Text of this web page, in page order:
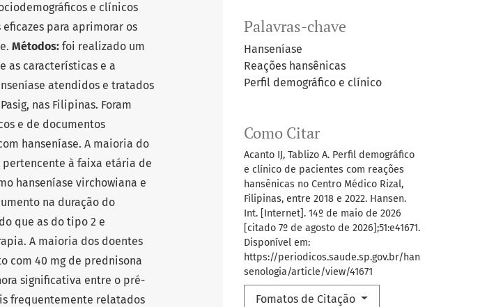
Palavras-chave
Hanseníase
Reações hansênicas
Perfil demográfico e clínico
Como Citar
Acanto IJ, Tablizo A. Perfil demográfico
e clínico de pacientes com reações
hansênicas no Centro Médico Rizal,
Filipinas, entre 2018 e 2022. Hansen.
Int. [Internet]. 14º de maio de 2026
[citado 7º de agosto de 2026];51:e41671.
Disponível em:
https://periodicos.saude.sp.gov.br/han
senologia/article/view/41671
Fomatos de Citação
e clínicos
para aprimorar os
Métodos: foi realizado um
as características e a
atendidos e tratados
nas Filipinas. Foram
e de documentos
hanseníase. A maioria do
à faixa etária de
hanseníase virchowiana e
na duração do
que as do tipo 2 e
A maioria dos doentes
com 40 mg de prednisona
significativa entre o pré-
frequentemente relatados